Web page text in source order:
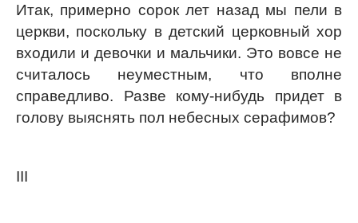
Итак, примерно сорок лет назад мы пели в
церкви, поскольку в детский церковный хор
входили и девочки и мальчики. Это вовсе не
считалось неуместным, что вполне
справедливо. Разве кому-нибудь придет в
голову выяснять пол небесных серафимов?
III